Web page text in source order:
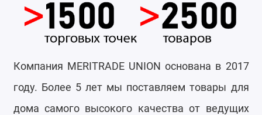
Компания MERITRADE UNION основана в 2017
году. Более 5 лет мы поставляем товары для
дома самого высокого качества от ведущих